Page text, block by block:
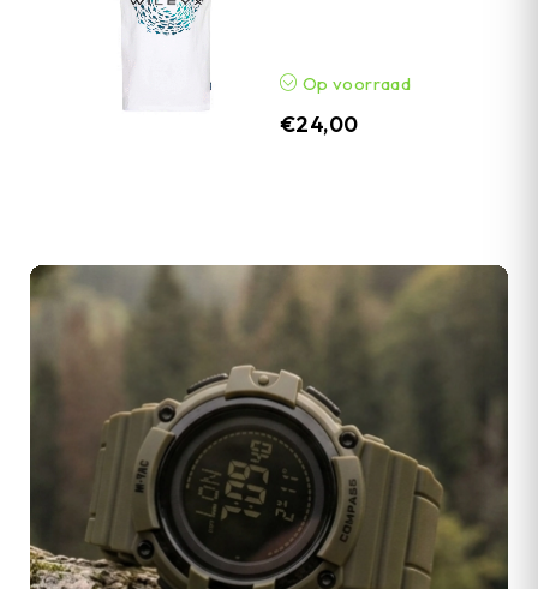
Op voorraad
€24,00